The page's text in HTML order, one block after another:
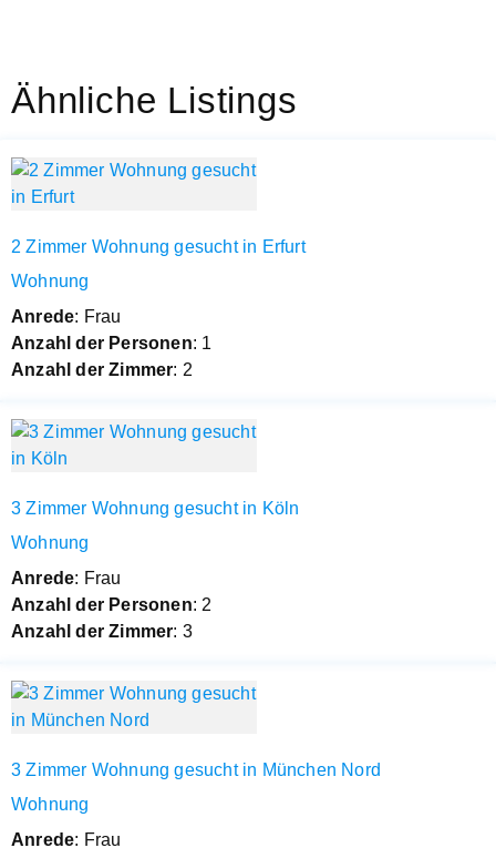
Ähnliche Listings
2 Zimmer Wohnung gesucht in Erfurt
Wohnung
Anrede: Frau
Anzahl der Personen: 1
Anzahl der Zimmer: 2
3 Zimmer Wohnung gesucht in Köln
Wohnung
Anrede: Frau
Anzahl der Personen: 2
Anzahl der Zimmer: 3
3 Zimmer Wohnung gesucht in München Nord
Wohnung
Anrede: Frau